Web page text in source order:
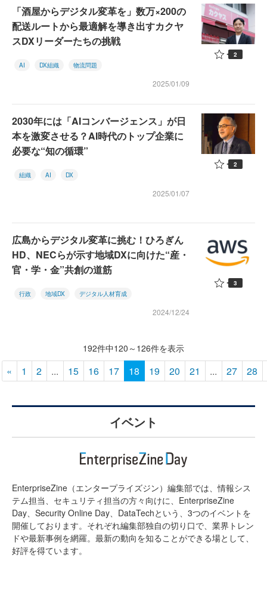
「酒屋からデジタル変革を」数万×200の
配送ルートから最適解を導き出すカクヤ
スDXリーダーたちの挑戦
AI DX組織 物流問題
2025/01/09
2
2030年には「AIコンバージェンス」が日
本を激変させる？AI時代のトップ企業に
必要な“知の循環”
組織 AI DX
2025/01/07
2
広島からデジタル変革に挑む！ひろぎん
HD、NECらが示す地域DXに向けた“産・
官・学・金”共創の道筋
行政 地域DX デジタル人材育成
2024/12/24
3
192件中120～126件を表示
« 1 2 ... 15 16 17 18 19 20 21 ... 27 28
イベント
EnterpriseZine（エンタープライズジン）編集部では、情報シス
テム担当、セキュリティ担当の方々向けに、EnterpriseZine
Day、Security Online Day、DataTechという、3つのイベントを
開催しております。それぞれ編集部独自の切り口で、業界トレン
ドや最新事例を網羅。最新の動向を知ることができる場として、
好評を得ています。